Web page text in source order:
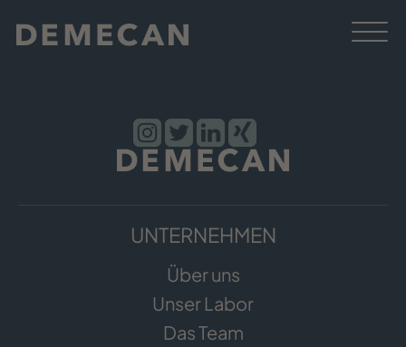
UNTERNEHMEN
Über uns
Unser Labor
Das Team